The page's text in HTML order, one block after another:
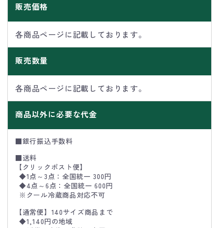
販売価格
各商品ページに記載しております。
販売数量
各商品ページに記載しております。
商品以外に必要な代金
■銀行振込手数料
■送料
【クリックポスト便】
◆1点～3点：全国統一 300円
◆4点～6点：全国統一 600円
※クール冷蔵商品対応不可
【通常便】140サイズ商品まで
◆1,140円の地域